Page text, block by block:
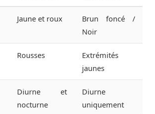
Jaune et roux
Brun foncé /
Noir
Rousses
Extrémités
jaunes
Diurne et
nocturne
Diurne
uniquement